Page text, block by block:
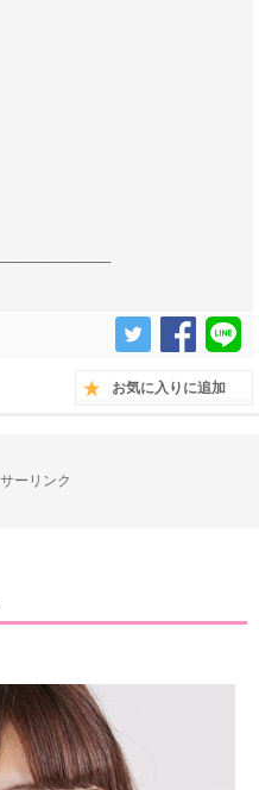
お気に入りに追加
ーリンク